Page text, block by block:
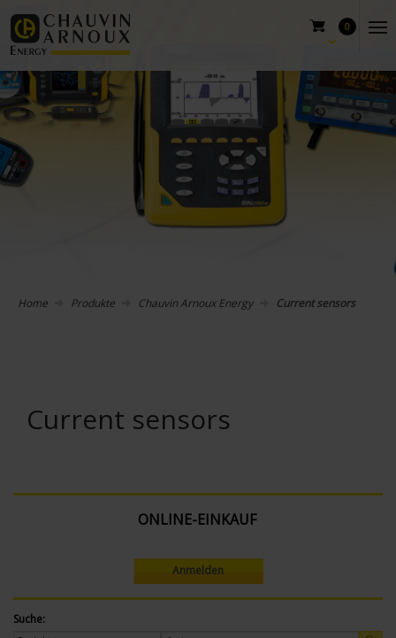
0
Home Produkte Chauvin Arnoux Energy Current sensors
Current sensors
ONLINE-EINKAUF
Anmelden
Suche: